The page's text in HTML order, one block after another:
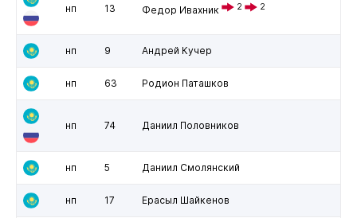
нп 13 Федор Ивахник 2 2
нп 9 Андрей Кучер
нп 63 Родион Паташков
нп 74 Даниил Половников
нп 5 Даниил Смолянский
нп 17 Ерасыл Шайкенов